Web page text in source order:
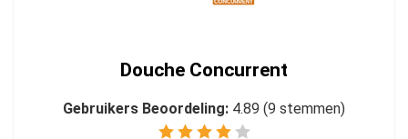
Douche Concurrent
Gebruikers Beoordeling: 4.89 (9 stemmen)